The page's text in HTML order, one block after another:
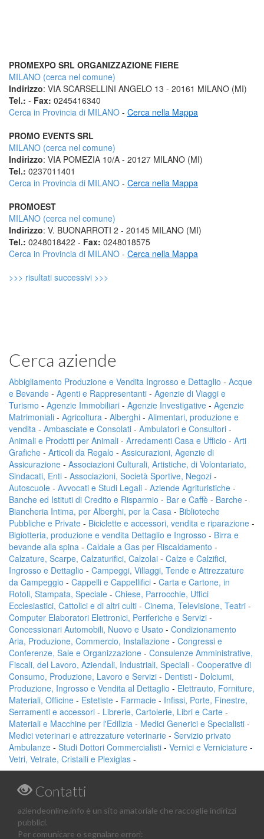
PROMEXPO SRL ORGANIZZAZIONE FIERE
MILANO (cerca nel comune)
Indirizzo: VIA SCARSELLINI ANGELO 13 - 20161 MILANO (MI)
Tel.: - Fax: 0245416340
Cerca in Provincia di MILANO - Cerca nella Mappa
PROMO EVENTS SRL
MILANO (cerca nel comune)
Indirizzo: VIA POMEZIA 10/A - 20127 MILANO (MI)
Tel.: 0237011401
Cerca in Provincia di MILANO - Cerca nella Mappa
PROMOEST
MILANO (cerca nel comune)
Indirizzo: V. BUONARROTI 2 - 20145 MILANO (MI)
Tel.: 0248018422 - Fax: 0248018575
Cerca in Provincia di MILANO - Cerca nella Mappa
>>> risultati successivi >>>
Cerca aziende
Abbigliamento Produzione e Vendita Ingrosso e Dettaglio - Acque
e Bevande - Agenti e Rappresentanti - Agenzie di Viaggi e
Turismo - Agenzie Immobiliari - Agenzie Investigative - Agenzie
Matrimoniali - Agricoltura - Alberghi - Alimentari, produzione e
vendita - Ambasciate e Consolati - Ambulatori e Consultori -
Animali e Prodotti per Animali - Arredamenti Casa e Ufficio - Arti
Grafiche - Articoli da Regalo - Assicurazioni, Agenzie di
Assicurazione - Associazioni Culturali, Artistiche, di Volontariato,
Sindacati, Enti - Associazioni, Società Sportive, Negozi -
Autoscuole - Avvocati e Studi Legali - Aziende Agrituristiche -
Banche ed Istituti di Credito e Risparmio - Bar e Caffè - Barche -
Biancheria Intima, per Alberghi, per la Casa - Biblioteche
Pubbliche e Private - Biciclette e accessori, vendita e riparazione -
Bigiotteria, produzione e vendita Dettaglio e Ingrosso - Birra e
bevande alla spina - Caldaie a Gas per Riscaldamento -
Calzature, Scarpe, Calzaturifici, Calzolai - Calze e Calzifici,
Ingrosso e Dettaglio - Campeggi, Villaggi, Tende e Attrezzature
da Campeggio - Cappelli e Cappellifici - Carta e Cartone, in
Rotoli, Stampata, Speciale - Chiese, Parrocchie, Uffici
Ecclesiastici, Cattolici e di altri culti - Cinema, Televisione, Teatri -
Computer Elaboratori Elettronici, Periferiche e Servizi -
Concessionari Automobili, Nuovo e Usato - Condizionamento
Aria, Produzione, Commercio, Installazione - Congressi e
Conferenze, Sale e Organizzazione - Consulenze Amministrative,
Fiscali, del Lavoro, Aziendali, Industriali, Speciali - Cooperative di
Consumo, Produzione, Lavoro e Servizi - Dentisti - Dolciumi,
Produzione, Ingrosso e Vendita al Dettaglio - Elettrauto, Forniture,
Materiali, Officine - Estetiste - Farmacie - Infissi, Porte, Finestre,
Serramenti e accessori - Librerie, Cartolerie, Libri e Carte -
Materiali e Macchine per l'Edilizia - Medici Generici e Specialisti -
Medici veterinari e attrezzature veterinarie - Servizio privato
Ambulanze - Studi Dottori Commercialisti - Vernici e Verniciature -
Vetri, Vetrate, Cristalli e Plexiglas -
Contatti
aziendeonline.info è un sito amatoriale che raccoglie indirizzi
pubblici.
Per comunicare o segnalare errori: